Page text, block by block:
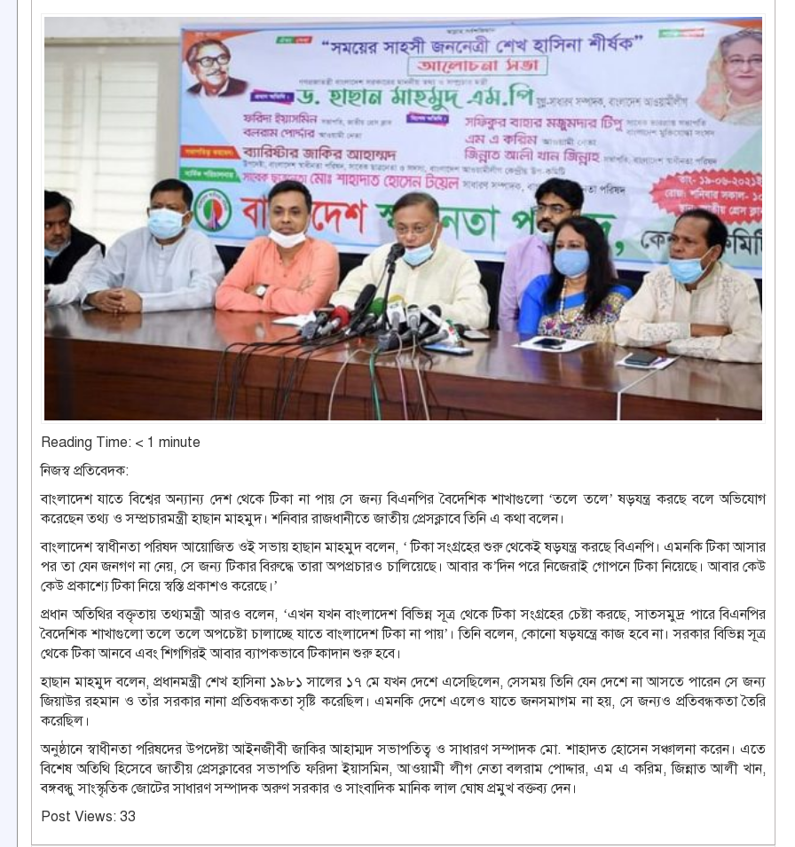
Reading Time: < 1 minute
নিজস্ব প্রতিবেদক:
বাংলাদেশ যাতে বিশ্বের অন্যান্য দেশ থেকে টিকা না পায় সে জন্য বিএনপির বৈদেশিক শাখাগুলো ‘তলে তলে’ ষড়যন্ত্র করছে বলে অভিযোগ
করেছেন তথ্য ও সম্প্রচারমন্ত্রী হাছান মাহমুদ। শনিবার রাজধানীতে জাতীয় প্রেসক্লাবে তিনি এ কথা বলেন।
বাংলাদেশ স্বাধীনতা পরিষদ আয়োজিত ওই সভায় হাছান মাহমুদ বলেন, ‘ টিকা সংগ্রহের শুরু থেকেই ষড়যন্ত্র করছে বিএনপি। এমনকি টিকা আসার
পর তা যেন জনগণ না নেয়, সে জন্য টিকার বিরুদ্ধে তারা অপপ্রচারও চালিয়েছে। আবার ক’দিন পরে নিজেরাই গোপনে টিকা নিয়েছে। আবার কেউ
কেউ প্রকাশ্যে টিকা নিয়ে স্বস্তি প্রকাশও করেছে।’
প্রধান অতিথির বক্তৃতায় তথ্যমন্ত্রী আরও বলেন, ‘এখন যখন বাংলাদেশ বিভিন্ন সূত্র থেকে টিকা সংগ্রহের চেষ্টা করছে, সাতসমুদ্র পারে বিএনপির
বৈদেশিক শাখাগুলো তলে তলে অপচেষ্টা চালাচ্ছে যাতে বাংলাদেশ টিকা না পায়’। তিনি বলেন, কোনো ষড়যন্ত্রে কাজ হবে না। সরকার বিভিন্ন সূত্র
থেকে টিকা আনবে এবং শিগগিরই আবার ব্যাপকভাবে টিকাদান শুরু হবে।
হাছান মাহমুদ বলেন, প্রধানমন্ত্রী শেখ হাসিনা ১৯৮১ সালের ১৭ মে যখন দেশে এসেছিলেন, সেসময় তিনি যেন দেশে না আসতে পারেন সে জন্য
জিয়াউর রহমান ও তাঁর সরকার নানা প্রতিবন্ধকতা সৃষ্টি করেছিল। এমনকি দেশে এলেও যাতে জনসমাগম না হয়, সে জন্যও প্রতিবন্ধকতা তৈরি
করেছিল।
অনুষ্ঠানে স্বাধীনতা পরিষদের উপদেষ্টা আইনজীবী জাকির আহাম্মদ সভাপতিত্ব ও সাধারণ সম্পাদক মো. শাহাদত হোসেন সঞ্চালনা করেন। এতে
বিশেষ অতিথি হিসেবে জাতীয় প্রেসক্লাবের সভাপতি ফরিদা ইয়াসমিন, আওয়ামী লীগ নেতা বলরাম পোদ্দার, এম এ করিম, জিন্নাত আলী খান,
বঙ্গবন্ধু সাংস্কৃতিক জোটের সাধারণ সম্পাদক অরুণ সরকার ও সাংবাদিক মানিক লাল ঘোষ প্রমুখ বক্তব্য দেন।
Post Views: 33